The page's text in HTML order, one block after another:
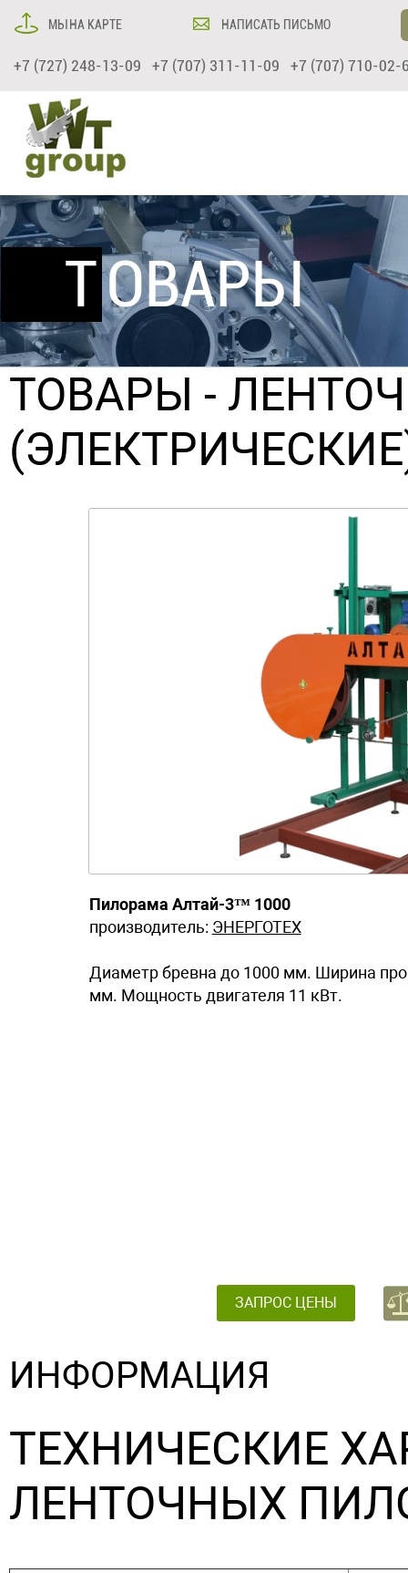
МЫ НА КАРТЕ НАПИСАТЬ ПИСЬМО
+7 (727) 248-13-09 +7 (707) 311-11-09 +7 (707) 710-02-
ТОВАРЫ
ТОВАРЫ -
Пилорама Алтай-3™ 1000
производитель: ЭНЕРГОТЕХ
Диаметр бревна до 1000 мм. Ширина
мм. Мощность двигателя 11 кВт.
ЗАПРОС ЦЕНЫ
ИНФОРМАЦИЯ
ТЕХНИЧЕСКИЕ
ЛЕНТОЧНЫХ